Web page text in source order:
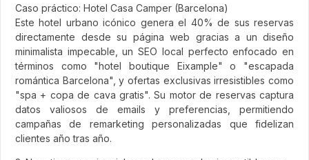
Caso práctico: Hotel Casa Camper (Barcelona)
Este hotel urbano icónico genera el 40% de sus reservas
directamente desde su página web gracias a un diseño
minimalista impecable, un SEO local perfecto enfocado en
términos como "hotel boutique Eixample" o "escapada
romántica Barcelona", y ofertas exclusivas irresistibles como
"spa + copa de cava gratis". Su motor de reservas captura
datos valiosos de emails y preferencias, permitiendo
campañas de remarketing personalizadas que fidelizan
clientes año tras año.